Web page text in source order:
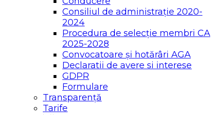
Consiliul de administrație 2020-
2024
Procedura de selecție membri CA
2025-2028
Convocatoare și hotărâri AGA
Declaratii de avere si interese
GDPR
Formulare
Transparență
Tarife